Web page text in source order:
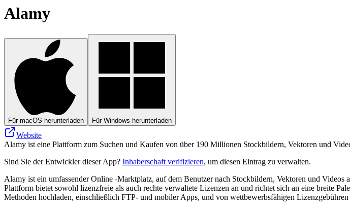
Alamy
Für macOS herunterladen Für Windows herunterladen
Website
Alamy ist eine Plattform zum Suchen und Kaufen von über 190 Millionen Stockbildern, Vektoren und
Sind Sie der Entwickler dieser App? Inhaberschaft verifizieren, um diesen Eintrag zu verwalten.
Alamy ist ein umfassender Online -Marktplatz, auf dem Benutzer nach Stockbildern, Vektoren und
Plattform bietet sowohl lizenzfreie als auch rechte verwaltete Lizenzen an und richtet sich an eine breite
Methoden hochladen, einschließlich FTP- und mobiler Apps, und von wettbewerbsfähigen